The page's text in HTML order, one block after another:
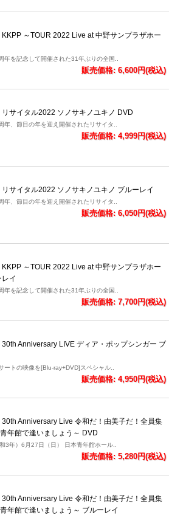
～TOUR 2022 Live at 中野サンプラザホー
年を記念して開催された31年ぶりの全国..
販売価格: 6,600円(税込)
サイタル2022 ソノサキノユキノ DVD
年、節目の年を迎え開催されたリサイタ..
販売価格: 4,999円(税込)
サイタル2022 ソノサキノユキノ ブルーレイ
年、節目の年を迎え開催されたリサイタ..
販売価格: 6,050円(税込)
～TOUR 2022 Live at 中野サンプラザホー
イ
年を記念して開催された31年ぶりの全国..
販売価格: 7,700円(税込)
Anniversary LIVE ディア・ポップシンガー ブ
ートの映像を[Blu-ray+DVD]スペシャル..
販売価格: 4,950円(税込)
30th Anniversary Live 令和だ！由美子だ！全員集
年館で逢いましょう～ DVD
3年）6月27日（日） 日本青年館ホール..
販売価格: 5,280円(税込)
30th Anniversary Live 令和だ！由美子だ！全員集
年館で逢いましょう～ ブルーレイ